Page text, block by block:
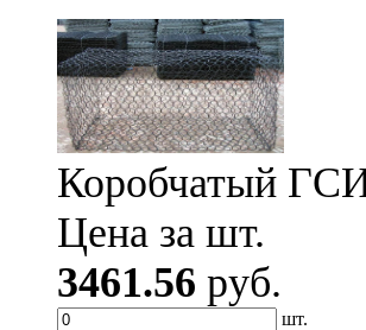
Коробчатый
Цена за шт.
3461.56 руб.
шт.